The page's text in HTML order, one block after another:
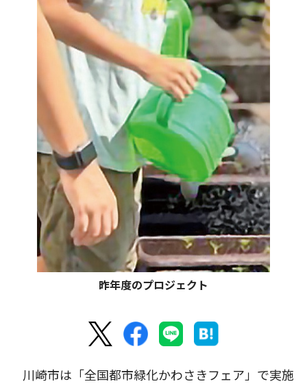
昨年度のプロジェクト
川崎市は「全国都市緑化かわさきフェア」で実施